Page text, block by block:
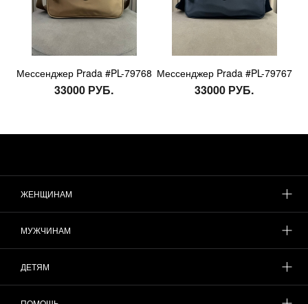
Мессенджер Prada #PL-79768
33000 РУБ.
Мессенджер Prada #PL-79767
33000 РУБ.
ЖЕНЩИНАМ
МУЖЧИНАМ
ДЕТЯМ